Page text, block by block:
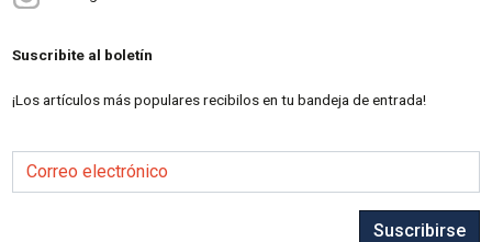
Suscribite al boletín
¡Los artículos más populares recibilos en tu bandeja de entrada!
Correo electrónico
Suscribirse